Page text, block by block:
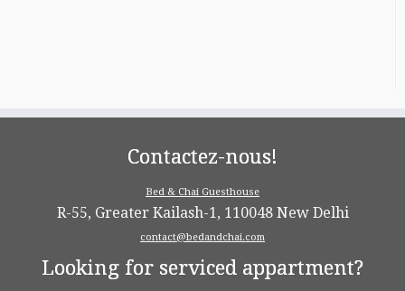
Contactez-nous!
Bed & Chai Guesthouse
R-55, Greater Kailash-1, 110048 New Delhi
contact@bedandchai.com
Looking for serviced appartment?